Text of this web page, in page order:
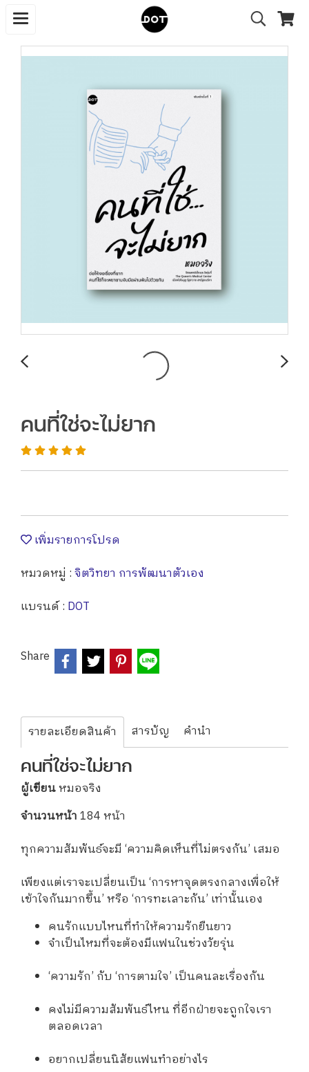
คนที่ใช่จะไม่ยาก
เพิ่มรายการโปรด
หมวดหมู่ :จิตวิทยา การพัฒนาตัวเอง
แบรนด์ : DOT
Share
รายละเอียดสินค้า สารบัญ คำนำ
คนที่ใช่จะไม่ยาก
ผู้เขียนหมอจริง
จำนวนหน้า184 หน้า
ทุกความสัมพันธ์จะมี ‘ความคิดเห็นที่ไม่ตรงกัน’ เสมอ
เพียงแต่เราจะเปลี่ยนเป็น ‘การหาจุดตรงกลางเพื่อให้
เข้าใจกันมากขึ้น’ หรือ ‘การทะเลาะกัน’ เท่านั้นเอง
คนรักแบบไหนที่ทำให้ความรักยืนยาว
จำเป็นไหมที่จะต้องมีแฟนในช่วงวัยรุ่น
‘ความรัก’ กับ ‘การตามใจ’ เป็นคนละเรื่องกัน
คงไม่มีความสัมพันธ์ไหน ที่อีกฝ่ายจะถูกใจเรา
ตลอดเวลา
อยากเปลี่ยนนิสัยแฟนทำอย่างไร